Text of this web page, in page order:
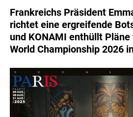
ZURU
MERGE GAMES
PQUBE
WILD RIVER GAMES
SUPERCELL
KONAMI
Frankreichs Präsident
richtet eine ergreifende
und KONAMI enthüllt
World Championship 2026